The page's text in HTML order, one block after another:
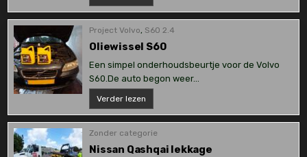
vervangen
Suzuki
Wagon
R
Project Volvo, S60 2.4
Oliewissel S60
Een simpel onderhoudsbeurtje voor de Volvo
S60.De auto begon weer…
Verder lezen
S60
Zonder categorie
Nissan Qashqai lekkage